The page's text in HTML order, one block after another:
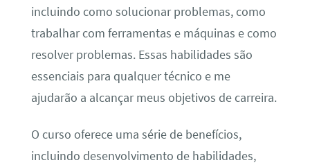
incluindo como solucionar problemas, como
trabalhar com ferramentas e máquinas e como
resolver problemas. Essas habilidades são
essenciais para qualquer técnico e me
ajudarão a alcançar meus objetivos de carreira.
O curso oferece uma série de benefícios,
incluindo desenvolvimento de habilidades,